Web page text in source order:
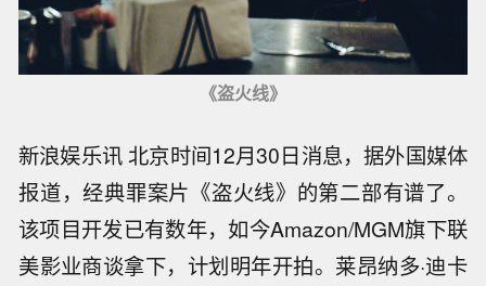
《盗火线》
新浪娱乐讯 北京时间12月30日消息，据外国媒体
报道，经典罪案片《盗火线》的第二部有谱了。
该项目开发已有数年，如今Amazon/MGM旗下联
美影业商谈拿下，计划明年开拍。莱昂纳多·迪卡